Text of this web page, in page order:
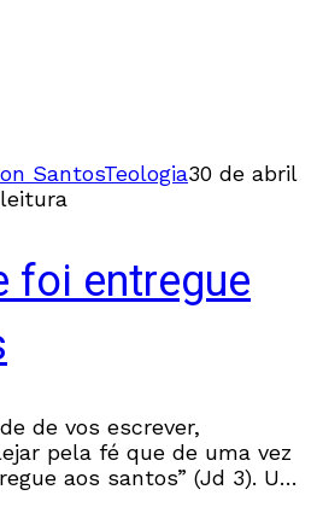
SantosTeologia30 de abril
foi entregue
de vos escrever,
pela fé que de uma vez
aos santos” (Jd 3). Uma